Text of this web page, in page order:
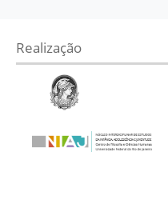
Realização